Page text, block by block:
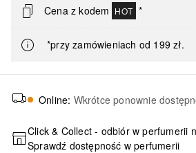
Cena z kodem HOT *
*przy zamówieniach od 199 zł.
Online: Wkrótce ponownie
Click & Collect - odbiór w perfumerii
Sprawdź dostępność w perfumerii